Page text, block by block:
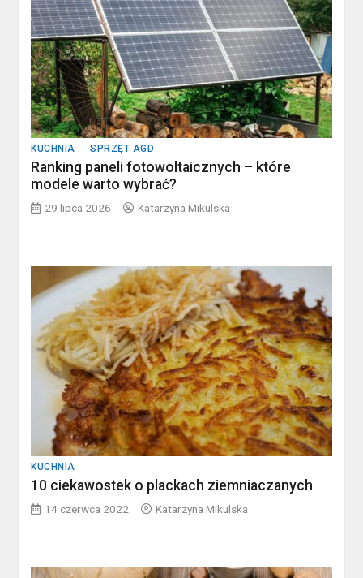
KUCHNIA SPRZĘT AGD
Ranking paneli fotowoltaicznych – które
modele warto wybrać?
29 lipca 2026 Katarzyna Mikulska
KUCHNIA
10 ciekawostek o plackach ziemniaczanych
14 czerwca 2022 Katarzyna Mikulska